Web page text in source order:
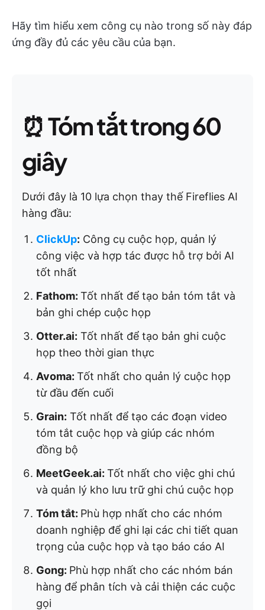
Hãy tìm hiểu xem công cụ nào trong số này đáp
ứng đầy đủ các yêu cầu của bạn.
⏰Tóm tắt trong 60
giây
Dưới đây là 10 lựa chọn thay thế Fireflies AI
hàng đầu:
ClickUp: Công cụ cuộc họp, quản lý
công việc và hợp tác được hỗ trợ bởi AI
tốt nhất
Fathom: Tốt nhất để tạo bản tóm tắt và
bản ghi chép cuộc họp
Otter.ai: Tốt nhất để tạo bản ghi cuộc
họp theo thời gian thực
Avoma: Tốt nhất cho quản lý cuộc họp
từ đầu đến cuối
Grain: Tốt nhất để tạo các đoạn video
tóm tắt cuộc họp và giúp các nhóm
đồng bộ
MeetGeek.ai: Tốt nhất cho việc ghi chú
và quản lý kho lưu trữ ghi chú cuộc họp
Tóm tắt: Phù hợp nhất cho các nhóm
doanh nghiệp để ghi lại các chi tiết quan
trọng của cuộc họp và tạo báo cáo AI
Gong: Phù hợp nhất cho các nhóm bán
hàng để phân tích và cải thiện các cuộc
gọi